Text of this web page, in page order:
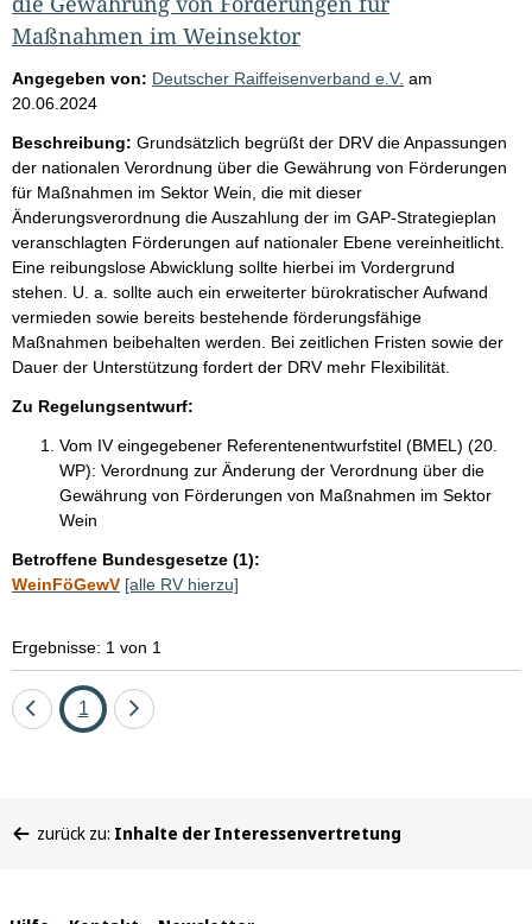
s
s
e
p
r
o
S
e
i
t
e
Maßnahmen im Weinsektor
Angegeben von: Deutscher Raiffeisenverband e.V. am
20.06.2024
Beschreibung: Grundsätzlich begrüßt der DRV die Anpassungen
der nationalen Verordnung über die Gewährung von Förderungen
für Maßnahmen im Sektor Wein, die mit dieser
Änderungsverordnung die Auszahlung der im GAP-Strategieplan
veranschlagten Förderungen auf nationaler Ebene vereinheitlicht.
Eine reibungslose Abwicklung sollte hierbei im Vordergrund
stehen. U. a. sollte auch ein erweiterter bürokratischer Aufwand
vermieden sowie bereits bestehende förderungsfähige
Maßnahmen beibehalten werden. Bei zeitlichen Fristen sowie der
Dauer der Unterstützung fordert der DRV mehr Flexibilität.
Zu Regelungsentwurf:
Vom IV eingegebener Referentenentwurfstitel (BMEL) (20.
WP): Verordnung zur Änderung der Verordnung über die
Gewährung von Förderungen von Maßnahmen im Sektor
Wein
Betroffene Bundesgesetze (1):
WeinFöGewV [alle RV hierzu]
Ergebnisse: 1 von 1
EineSeite
1
Eine
befinden
zurück zu: Inhalte der Interessenvertretung